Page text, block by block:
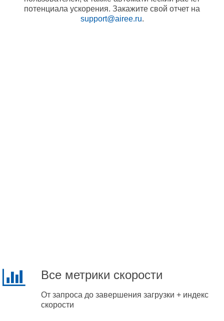
потенциала ускорения. Закажите свой отчет на
support@airee.ru.
Все метрики скорости
От запроса до завершения загрузки + индекс
скорости